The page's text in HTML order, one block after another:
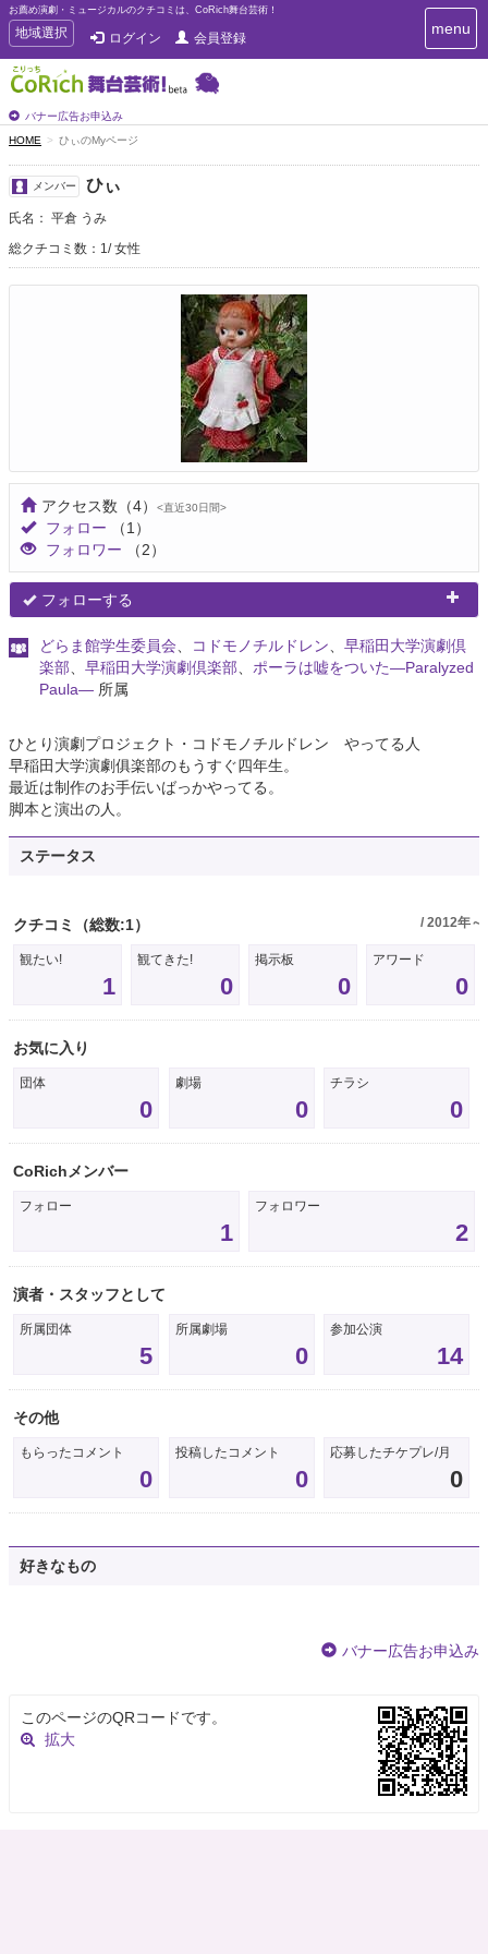
お薦め演劇・ミュージカルのクチコミは、CoRich舞台芸術！
T
o
g
g
e
n
a
v
i
g
t
i
地域選択 ログイン 会員登録
バナー広告お申込み
T
o
a
t
menu
HOME ひぃのMyページ
メンバー ひぃ
氏名： 平倉 うみ
総クチコミ数：1
女性
アクセス数 （4） <直近30日間>
フォロー
（1）
フォロワー
（2）
フォローする
どらま館学生委員会 コドモノチルドレン
早稲田大学演劇倶
楽部
早稲田大学演劇倶楽部
ポーラは嘘をついた―Paralyzed
Paula― 所属
ひとり演劇プロジェクト・コドモノチルドレン やってる人
早稲田大学演劇俱楽部のもうすぐ四年生。
最近は制作のお手伝いばっかやってる。
脚本と演出の人。
ステータス
クチコミ （総数:1） / 2012年～
観たい!
1
観てきた!
0
掲示板
0
アワード
0
お気に入り
団体
0
劇場
0
チラシ
0
CoRichメンバー
フォロー
1
フォロワー
2
演者・スタッフとして
所属団体
5
所属劇場
0
参加公演
14
その他
もらったコメント
0
投稿したコメント
0
応募したチケプレ/月
0
好きなもの
バナー広告お申込み
このページのQRコードです。
拡大